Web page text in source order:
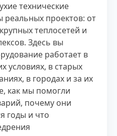
технические
реальных проектов: от
теплосетей и
Здесь вы
работает в
условиях, в старых
в городах и за их
как мы помогли
почему они
годы и что